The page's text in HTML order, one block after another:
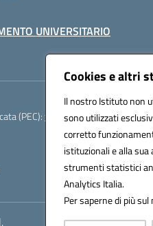
Cookies e altri
Il nostro Istituto non
sono utilizzati
corretto
istituzionali e alla
strumenti statistici
Analytics Italia.
Per saperne di più
UNIVERSITARIO
(PEC):